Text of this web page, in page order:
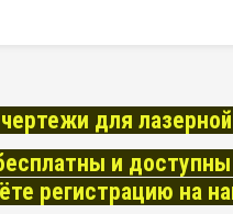
для лазерной
и
регистрацию на